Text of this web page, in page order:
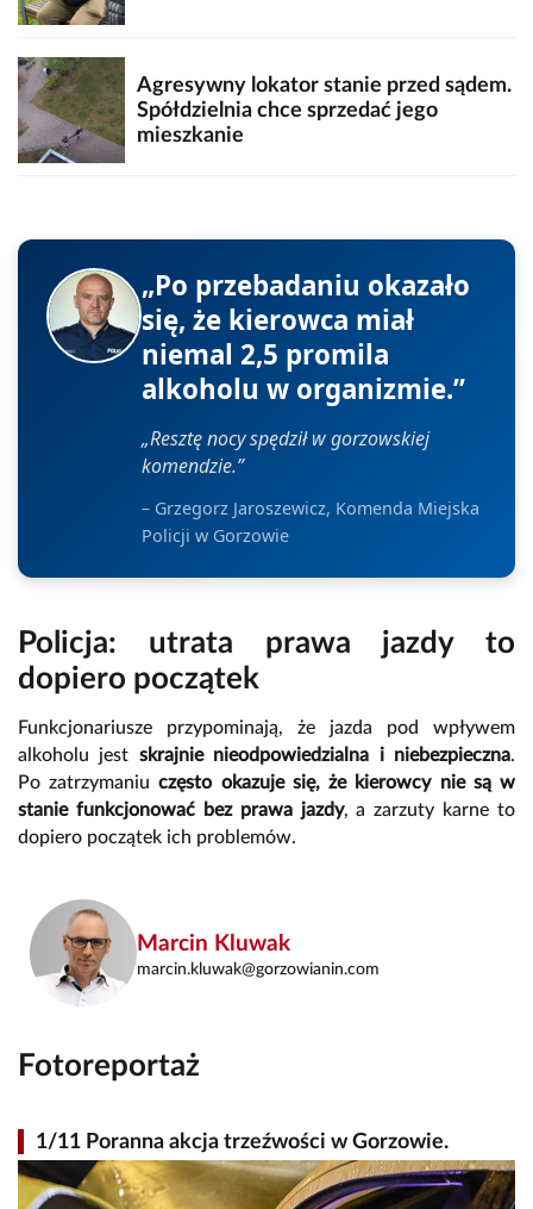
Agresywny lokator stanie przed sądem.
Spółdzielnia chce sprzedać jego
mieszkanie
„Po przebadaniu okazało
się, że kierowca miał
niemal 2,5 promila
alkoholu w organizmie.”
„Resztę nocy spędził w gorzowskiej
komendzie.”
– Grzegorz Jaroszewicz, Komenda Miejska
Policji w Gorzowie
Policja: utrata prawa jazdy to
dopiero początek
Funkcjonariusze przypominają, że jazda pod wpływem
alkoholu jest skrajnie nieodpowiedzialna i niebezpieczna.
Po zatrzymaniuczęsto okazuje się, że kierowcy nie są w
stanie funkcjonować bez prawa jazdy, a zarzuty karne to
dopiero początek ich problemów.
Marcin Kluwak
marcin.kluwak@gorzowianin.com
Fotoreportaż
1/11 Poranna akcja trzeźwości w Gorzowie.